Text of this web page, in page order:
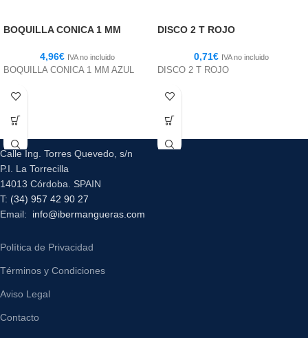
BOQUILLA CONICA 1 MM
4,96€ IVA no incluido
BOQUILLA CONICA 1 MM AZUL
DISCO 2 T ROJO
0,71€ IVA no incluido
DISCO 2 T ROJO
Calle Ing. Torres Quevedo, s/n
P.I. La Torrecilla
14013 Córdoba. SPAIN
T: (34) 957 42 90 27
Email: info@ibermangueras.com
Política de Privacidad
Términos y Condiciones
Aviso Legal
Contacto